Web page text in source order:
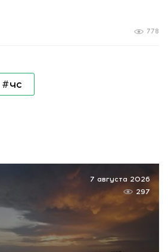
778
#чс
7 августа 2026
297